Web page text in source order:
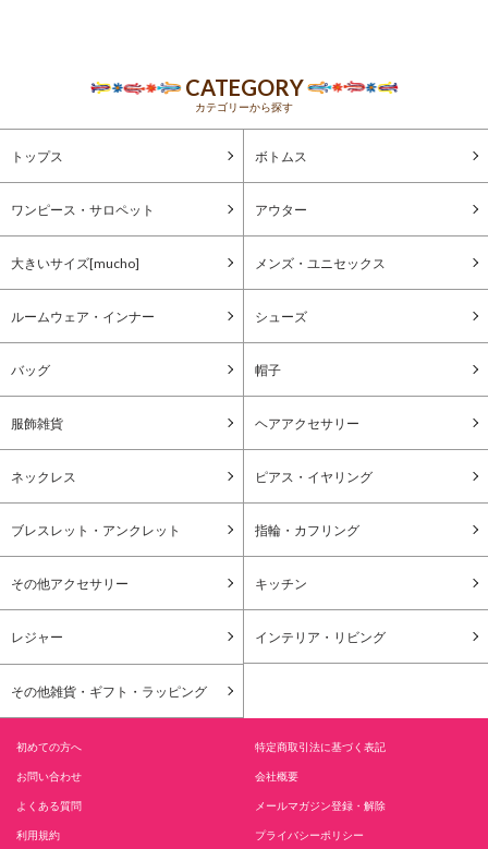
CATEGORY
カテゴリーから探す
トップス ボトムス
ワンピース・サロペット アウター
大きいサイズ[mucho] メンズ・ユニセックス
ルームウェア・インナー シューズ
バッグ 帽子
服飾雑貨 ヘアアクセサリー
ネックレス ピアス・イヤリング
ブレスレット・アンクレット 指輪・カフリング
その他アクセサリー キッチン
レジャー インテリア・リビング
その他雑貨・ギフト・ラッピング
初めての方へ 特定商取引法に基づく表記
お問い合わせ 会社概要
よくある質問 メールマガジン登録・解除
利用規約 プライバシーポリシー